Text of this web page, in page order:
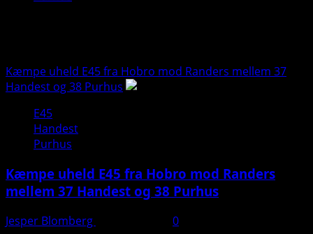
Kæmpe uheld E45 fra Hobro mod Randers mellem 37
Handest og 38 Purhus
E45
Handest
Purhus
Kæmpe uheld E45 fra Hobro mod Randers
mellem 37 Handest og 38 Purhus
Jesper Blomberg
0